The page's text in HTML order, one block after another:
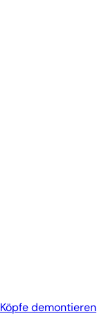
Köpfe demontieren